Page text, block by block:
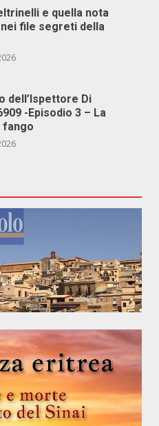
e quella nota
file segreti della
dell’Ispettore Di
-Episodio 3 – La
fango